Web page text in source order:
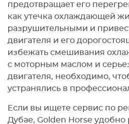
предотвращает его
как утечка охлаждающей
разрушительными и
двигателя и его
избежать смешивания
с моторным маслом и
двигателя, необходимо,
устранялись в
Если вы ищете сервис по
Дубае, Golden Horse удобно